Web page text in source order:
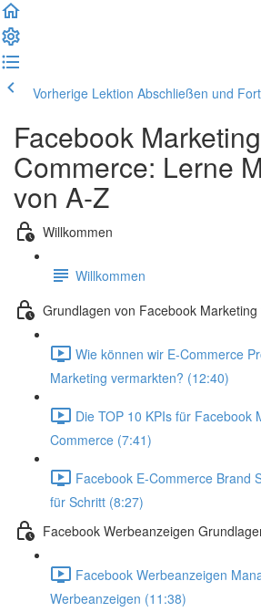
Vorherige Lektion Abschließen und
Facebook
Commerce: Lerne
von A-Z
Willkommen
Willkommen
Grundlagen von Facebook
Wie können wir E-Commerce
Marketing vermarkten? (12:40)
Die TOP 10 KPIs für Facebook
Commerce (7:41)
Facebook E-Commerce Brand
für Schritt (8:27)
Facebook Werbeanzeigen
Facebook Werbeanzeigen
Werbeanzeigen (11:38)